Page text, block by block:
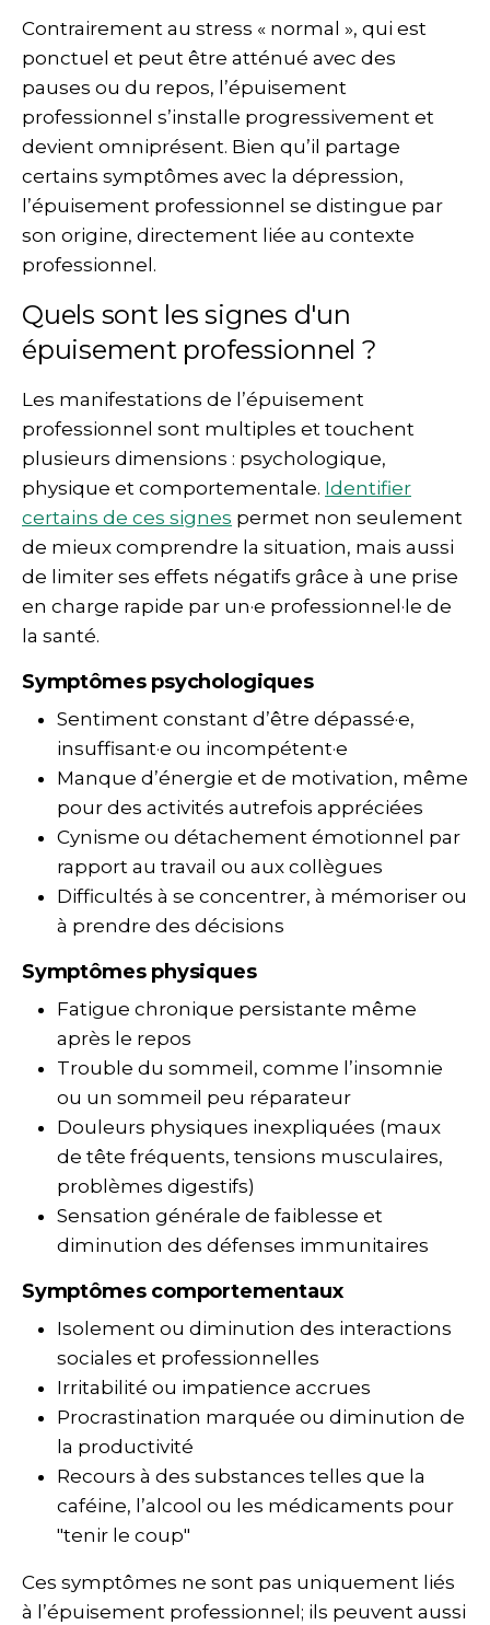
Contrairement au stress « normal », qui est
ponctuel et peut être atténué avec des
pauses ou du repos, l’épuisement
professionnel s’installe progressivement et
devient omniprésent. Bien qu’il partage
certains symptômes avec la dépression,
l’épuisement professionnel se distingue par
son origine, directement liée au contexte
professionnel.
Quels sont les signes d'un
épuisement professionnel ?
Les manifestations de l’épuisement
professionnel sont multiples et touchent
plusieurs dimensions : psychologique,
physique et comportementale. Identifier
certains de ces signes permet non seulement
de mieux comprendre la situation, mais aussi
de limiter ses effets négatifs grâce à une prise
en charge rapide par un·e professionnel·le de
la santé.
Symptômes psychologiques
Sentiment constant d’être dépassé·e,
insuffisant·e ou incompétent·e
Manque d’énergie et de motivation, même
pour des activités autrefois appréciées
Cynisme ou détachement émotionnel par
rapport au travail ou aux collègues
Difficultés à se concentrer, à mémoriser ou
à prendre des décisions
Symptômes physiques
Fatigue chronique persistante même
après le repos
Trouble du sommeil, comme l’insomnie
ou un sommeil peu réparateur
Douleurs physiques inexpliquées (maux
de tête fréquents, tensions musculaires,
problèmes digestifs)
Sensation générale de faiblesse et
diminution des défenses immunitaires
Symptômes comportementaux
Isolement ou diminution des interactions
sociales et professionnelles
Irritabilité ou impatience accrues
Procrastination marquée ou diminution de
la productivité
Recours à des substances telles que la
caféine, l’alcool ou les médicaments pour
"tenir le coup"
Ces symptômes ne sont pas uniquement liés
à l’épuisement professionnel; ils peuvent aussi